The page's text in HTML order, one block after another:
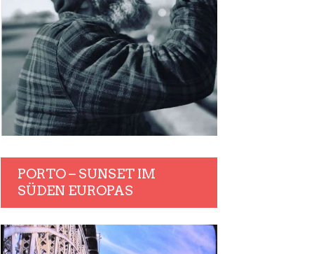
PORTO – SUNSET IM
SÜDEN EUROPAS